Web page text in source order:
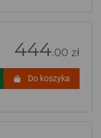
444.00 zł
Do koszyka